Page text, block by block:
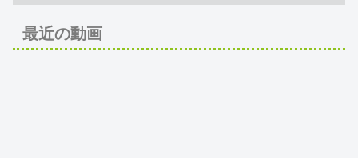
最近の動画